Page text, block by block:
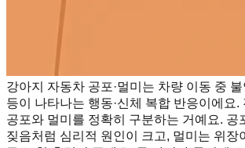
강아지 자동차 공포·멀미는 차량 이동 중 불
등이 나타나는 행동·신체 복합 반응이에요.
공포와 멀미를 정확히 구분하는 거예요. 공
짖음처럼 심리적 원인이 크고, 멀미는 위장